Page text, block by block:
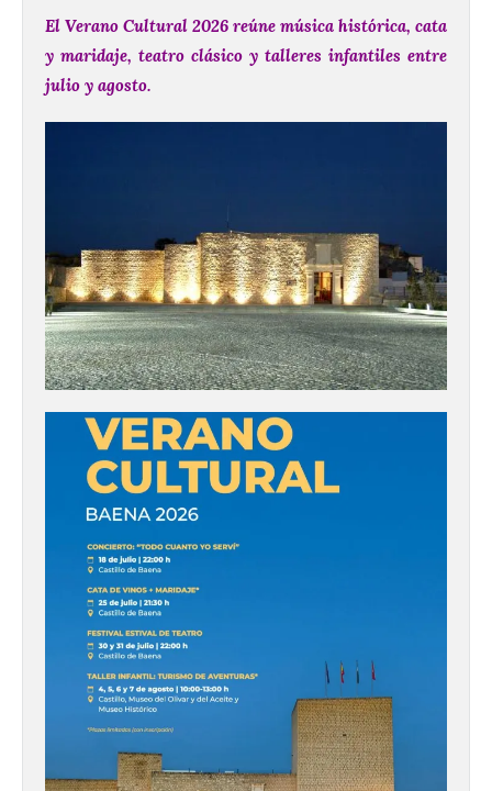
El Verano Cultural 2026 reúne música histórica, cata
y maridaje, teatro clásico y talleres infantiles entre
julio y agosto.